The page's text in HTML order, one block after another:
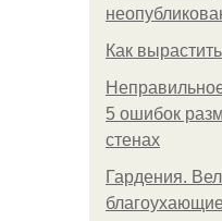
Как
5 ошибок
стенах
Гардения.